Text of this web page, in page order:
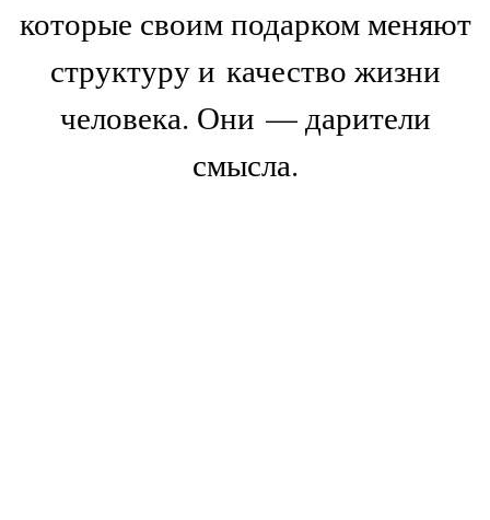
которые своим подарком меняют
структуру и качество жизни
человека. Они — дарители
смысла.